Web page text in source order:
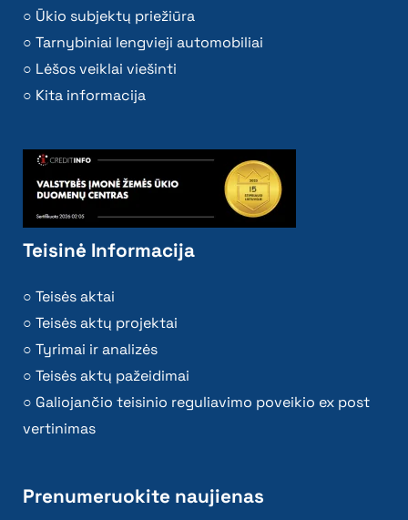
Ūkio subjektų priežiūra
Tarnybiniai lengvieji automobiliai
Lėšos veiklai viešinti
Kita informacija
Teisinė Informacija
Teisės aktai
Teisės aktų projektai
Tyrimai ir analizės
Teisės aktų pažeidimai
Galiojančio teisinio reguliavimo poveikio ex post
vertinimas
Prenumeruokite naujienas